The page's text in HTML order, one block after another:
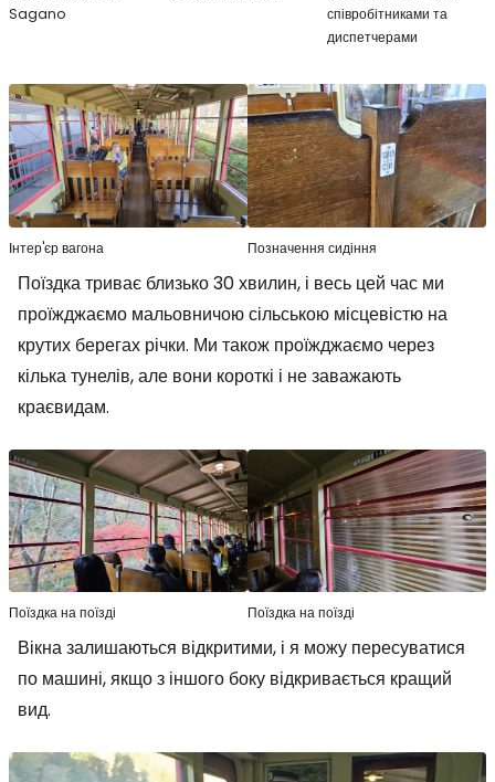
Sagano
співробітниками та
диспетчерами
Інтер'єр вагона Позначення сидіння
Поїздка триває близько 30 хвилин, і весь цей час ми
проїжджаємо мальовничою сільською місцевістю на
крутих берегах річки. Ми також проїжджаємо через
кілька тунелів, але вони короткі і не заважають
краєвидам.
Поїздка на поїзді Поїздка на поїзді
Вікна залишаються відкритими, і я можу пересуватися
по машині, якщо з іншого боку відкривається кращий
вид.